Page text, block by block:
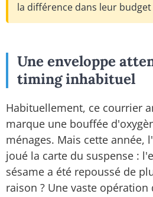
la différence dans leur
Une enveloppe
timing inhabituel
Habituellement, ce courrier
marque une bouffée
ménages. Mais cette année,
joué la carte du suspense :
sésame a été repoussé de
raison ? Une vaste